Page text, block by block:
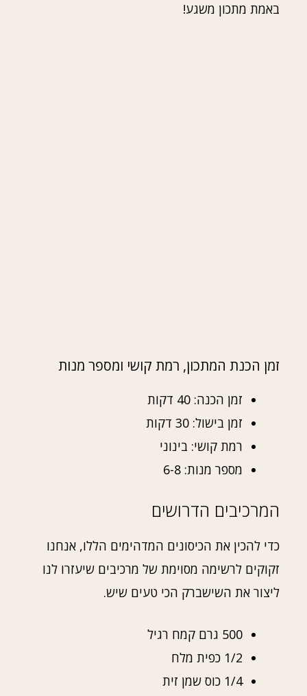
באמת מתכון משגע!
זמן הכנת המתכון, רמת קושי ומספר מנות
זמן הכנה: 40 דקות
זמן בישול: 30 דקות
רמת קושי: בינוני
מספר מנות: 6-8
המרכיבים הדרושים
כדי להכין את הכיסונים המדהימים הללו, אנחנו
זקוקים לרשימה מסוימת של מרכיבים שיעזרו לנו
ליצור את השישברק הכי טעים שיש.
500 גרם קמח רגיל
1/2 כפית מלח
1/4 כוס שמן זית